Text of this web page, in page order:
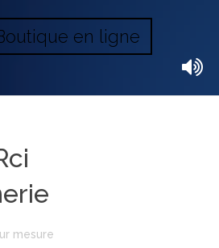
en ligne
mesure